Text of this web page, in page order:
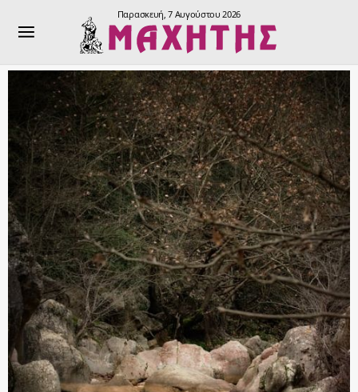
Παρασκευή, 7 Αυγούστου 2026